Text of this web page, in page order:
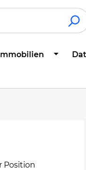
Position